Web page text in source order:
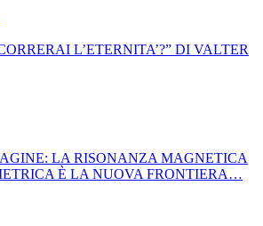
L’ETERNITA’?” DI VALTER
LA RISONANZA MAGNETICA
È LA NUOVA FRONTIERA…